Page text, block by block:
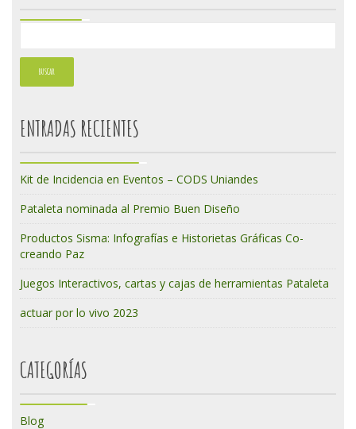
ENTRADAS RECIENTES
Kit de Incidencia en Eventos – CODS Uniandes
Pataleta nominada al Premio Buen Diseño
Productos Sisma: Infografías e Historietas Gráficas Co-
creando Paz
Juegos Interactivos, cartas y cajas de herramientas Pataleta
actuar por lo vivo 2023
CATEGORÍAS
Blog